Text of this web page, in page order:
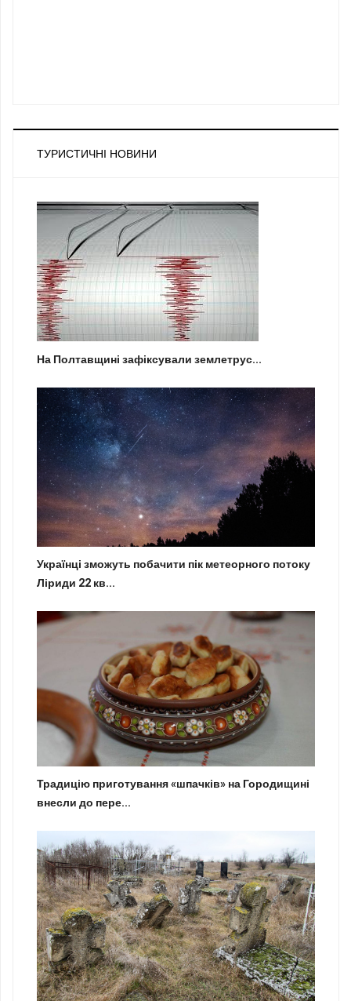
ТУРИСТИЧНІ НОВИНИ
На Полтавщині зафіксували землетрус...
Українці зможуть побачити пік метеорного потоку
Ліриди 22 кв...
Традицію приготування «шпачків» на Городищині
внесли до пере...